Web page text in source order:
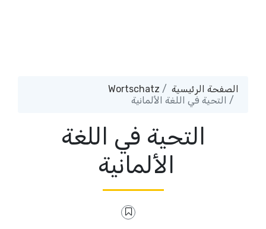
الصفحة الرئيسية
Wortschatz
التحية في اللغة الألمانية
التحية في اللغة
الألمانية